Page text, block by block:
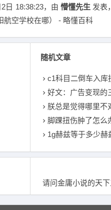
日 18:38:23，由 懵懂先生 发表
航空学校在哪） - 略懂百科
随机文章
c1科目二倒车入库
好文：广告变现的三种
朕总是觉得哪里不
脚踝扭伤肿了怎么
1g赫兹等于多少赫
请问金庸小说的天